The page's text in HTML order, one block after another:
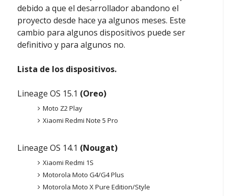
debido a que el desarrollador abandono el
proyecto desde hace ya algunos meses. Este
cambio para algunos dispositivos puede ser
definitivo y para algunos no.
Lista de los dispositivos.
Lineage OS 15.1 (Oreo)
Moto Z2 Play
Xiaomi Redmi Note 5 Pro
Lineage OS 14.1 (Nougat)
Xiaomi Redmi 1S
Motorola Moto G4/G4 Plus
Motorola Moto X Pure Edition/Style